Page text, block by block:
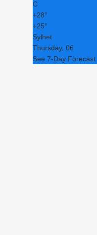
C
+28°
+25°
Sylhet
Thursday, 06
See 7-Day Forecast